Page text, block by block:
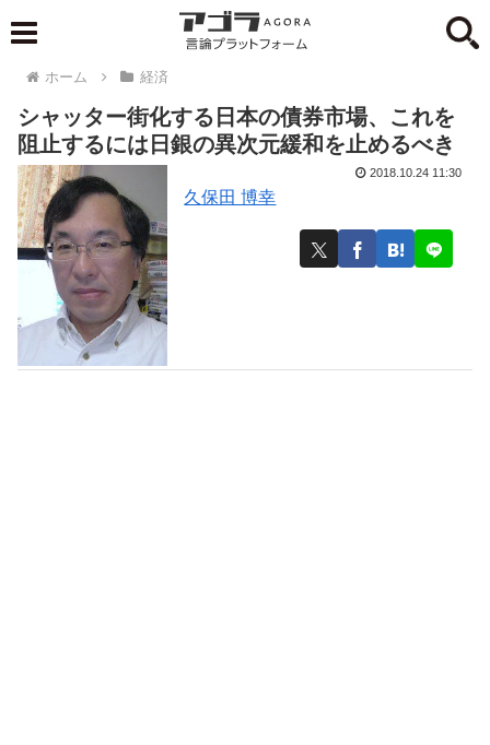
ホーム 経済
シャッター街化する日本の債券市場、これを
阻止するには日銀の異次元緩和を止めるべき
久保田 博幸
2018.10.24 11:30